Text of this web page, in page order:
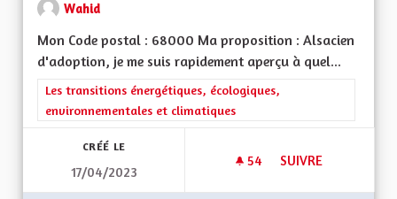
Wahid
Mon Code postal : 68000 Ma proposition : Alsacien
d'adoption, je me suis rapidement aperçu à quel...
Filtrer les résultats de la catégorie : Les transitions
Les transitions énergétiques, écologiques,
environnementales et climatiques
CRÉÉ LE
17/04/2023
54 54 ABONNÉS
SUIVRE